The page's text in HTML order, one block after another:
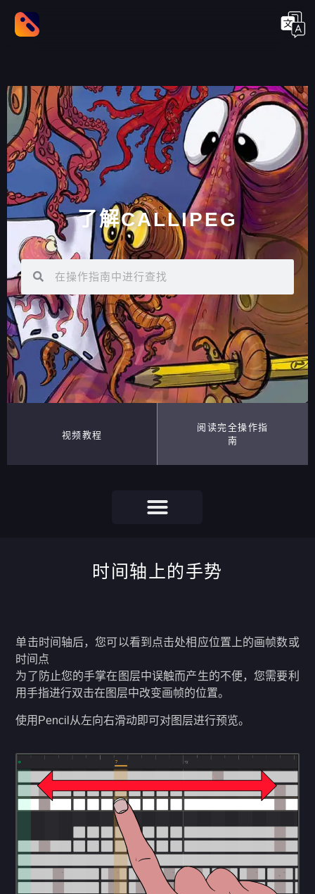
了解CALLIPEG
视频教程
阅读完全操作指
南
时间轴上的手势
单击时间轴后，您可以看到点击处相应位置上的画帧数或
时间点
为了防止您的手掌在图层中误触而产生的不便，您需要利
用手指进行双击在图层中改变画帧的位置。
使用Pencil从左向右滑动即可对图层进行预览。